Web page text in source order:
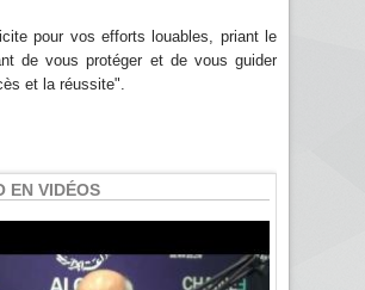
pour vos efforts louables, priant le
de vous protéger et de vous guider
et la réussite".
EN VIDÉOS